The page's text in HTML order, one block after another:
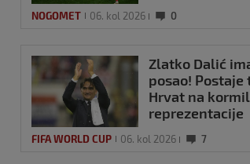
NOGOMET 06. kol 2026 0
Zlatko Dalić
posao! Postaje
Hrvat na
reprezentacije
FIFA WORLD CUP 06. kol 2026 7